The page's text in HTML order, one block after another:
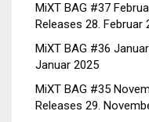
MiXT BAG #37
Releases 28. Februar
MiXT BAG #36
Januar 2025
MiXT BAG #35
Releases 29.